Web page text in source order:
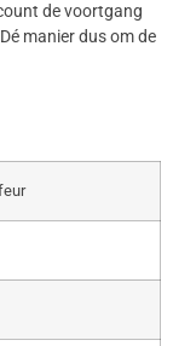
de voortgang
manier dus om de